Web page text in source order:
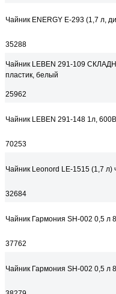
Чайник ENERGY E-293 (1,7 л,
35288
Чайник LEBEN 291-109
пластик, белый
25962
Чайник LEBEN 291-148 1л,
70253
Чайник Leonord LE-1515 (1,7 л)
32684
Чайник Гармония SH-002 0,5 л
37762
Чайник Гармония SH-002 0,5 л